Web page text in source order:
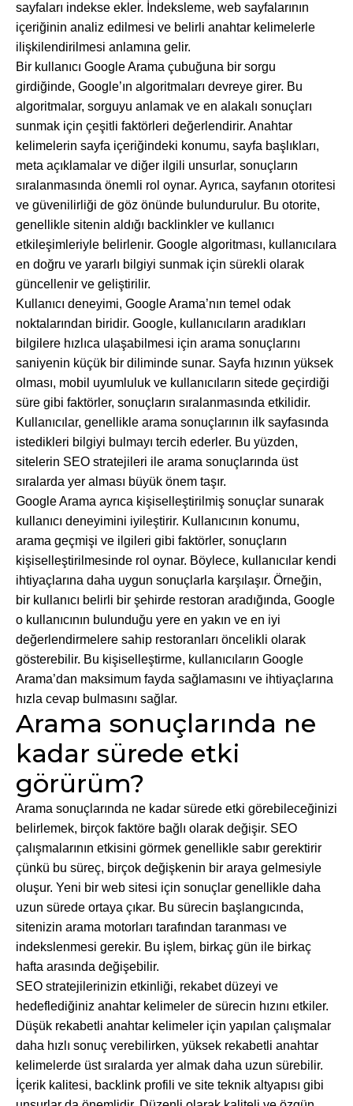
sayfaları indekse ekler. İndeksleme, web sayfalarının
içeriğinin analiz edilmesi ve belirli anahtar kelimelerle
ilişkilendirilmesi anlamına gelir.
Bir kullanıcı Google Arama çubuğuna bir sorgu
girdiğinde, Google’ın algoritmaları devreye girer. Bu
algoritmalar, sorguyu anlamak ve en alakalı sonuçları
sunmak için çeşitli faktörleri değerlendirir. Anahtar
kelimelerin sayfa içeriğindeki konumu, sayfa başlıkları,
meta açıklamalar ve diğer ilgili unsurlar, sonuçların
sıralanmasında önemli rol oynar. Ayrıca, sayfanın otoritesi
ve güvenilirliği de göz önünde bulundurulur. Bu otorite,
genellikle sitenin aldığı backlinkler ve kullanıcı
etkileşimleriyle belirlenir. Google algoritması, kullanıcılara
en doğru ve yararlı bilgiyi sunmak için sürekli olarak
güncellenir ve geliştirilir.
Kullanıcı deneyimi, Google Arama’nın temel odak
noktalarından biridir. Google, kullanıcıların aradıkları
bilgilere hızlıca ulaşabilmesi için arama sonuçlarını
saniyenin küçük bir diliminde sunar. Sayfa hızının yüksek
olması, mobil uyumluluk ve kullanıcıların sitede geçirdiği
süre gibi faktörler, sonuçların sıralanmasında etkilidir.
Kullanıcılar, genellikle arama sonuçlarının ilk sayfasında
istedikleri bilgiyi bulmayı tercih ederler. Bu yüzden,
sitelerin SEO stratejileri ile arama sonuçlarında üst
sıralarda yer alması büyük önem taşır.
Google Arama ayrıca kişiselleştirilmiş sonuçlar sunarak
kullanıcı deneyimini iyileştirir. Kullanıcının konumu,
arama geçmişi ve ilgileri gibi faktörler, sonuçların
kişiselleştirilmesinde rol oynar. Böylece, kullanıcılar kendi
ihtiyaçlarına daha uygun sonuçlarla karşılaşır. Örneğin,
bir kullanıcı belirli bir şehirde restoran aradığında, Google
o kullanıcının bulunduğu yere en yakın ve en iyi
değerlendirmelere sahip restoranları öncelikli olarak
gösterebilir. Bu kişiselleştirme, kullanıcıların Google
Arama’dan maksimum fayda sağlamasını ve ihtiyaçlarına
hızla cevap bulmasını sağlar.
Arama sonuçlarında ne
kadar sürede etki
görürüm?
Arama sonuçlarında ne kadar sürede etki görebileceğinizi
belirlemek, birçok faktöre bağlı olarak değişir. SEO
çalışmalarının etkisini görmek genellikle sabır gerektirir
çünkü bu süreç, birçok değişkenin bir araya gelmesiyle
oluşur. Yeni bir web sitesi için sonuçlar genellikle daha
uzun sürede ortaya çıkar. Bu sürecin başlangıcında,
sitenizin arama motorları tarafından taranması ve
indekslenmesi gerekir. Bu işlem, birkaç gün ile birkaç
hafta arasında değişebilir.
SEO stratejilerinizin etkinliği, rekabet düzeyi ve
hedeflediğiniz anahtar kelimeler de sürecin hızını etkiler.
Düşük rekabetli anahtar kelimeler için yapılan çalışmalar
daha hızlı sonuç verebilirken, yüksek rekabetli anahtar
kelimelerde üst sıralarda yer almak daha uzun sürebilir.
İçerik kalitesi, backlink profili ve site teknik altyapısı gibi